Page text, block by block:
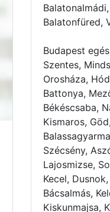
Balatonfüred,
Budapest
Szentes,
Orosháza,
Battonya,
Békéscsaba,
Kismaros,
Szécsény,
Lajosmizse,
Kecel,
Bácsalmás,
Kiskunmajsa,